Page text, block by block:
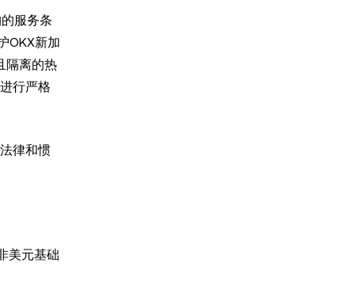
服务条
OKX新加
隔离的热
行严格
律和惯
美元基础